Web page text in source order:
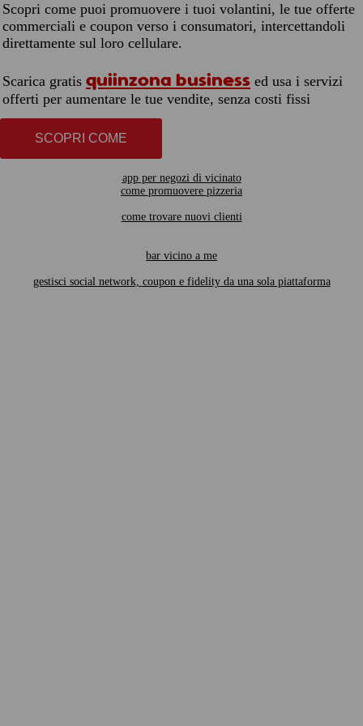
Scopri come puoi promuovere i tuoi volantini, le tue offerte
commerciali e coupon verso i consumatori, intercettandoli
direttamente sul loro cellulare.
Scarica gratis quiinzona business ed usa i servizi
offerti per aumentare le tue vendite, senza costi fissi
SCOPRI COME
app per negozi di vicinato
come promuovere pizzeria
come trovare nuovi clienti
bar vicino a me
gestisci social network, coupon e fidelity da una sola piattaforma